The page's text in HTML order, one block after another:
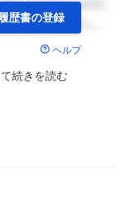
歴書の登録
ヘルプ
続きを読む